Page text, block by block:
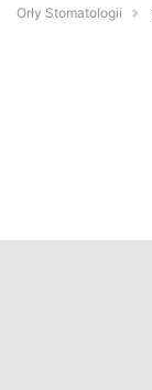
Orły Stomatologii